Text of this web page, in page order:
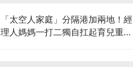
「太空人家庭」分隔港加兩地！經
理人媽媽一打二獨自扛起育兒重